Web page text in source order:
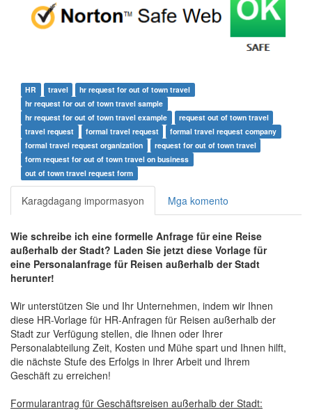
HR travel
hr request for out of town travel
hr request for out of town travel sample
hr request for out of town travel example
request out of town travel
travel request
formal travel request
formal travel request company
formal travel request organization
request for out of town travel
form request for out of town travel on business
out of town travel request form
Karagdagang impormasyon Mga komento
Wie schreibe ich eine formelle Anfrage für eine Reise
außerhalb der Stadt? Laden Sie jetzt diese Vorlage für
eine Personalanfrage für Reisen außerhalb der Stadt
herunter!
Wir unterstützen Sie und Ihr Unternehmen, indem wir Ihnen
diese HR-Vorlage für HR-Anfragen für Reisen außerhalb der
Stadt zur Verfügung stellen, die Ihnen oder Ihrer
Personalabteilung Zeit, Kosten und Mühe spart und Ihnen hilft,
die nächste Stufe des Erfolgs in Ihrer Arbeit und Ihrem
Geschäft zu erreichen!
Formularantrag für Geschäftsreisen außerhalb der Stadt: